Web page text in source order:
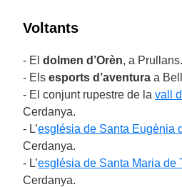
Voltants
- El dolmen d’Orèn, a Prullans.
- Els esports d’aventura a
- El conjunt rupestre de la vall
Cerdanya.
- L’església de Santa Eugènia
Cerdanya.
- L’església de Santa Maria de
Cerdanya.